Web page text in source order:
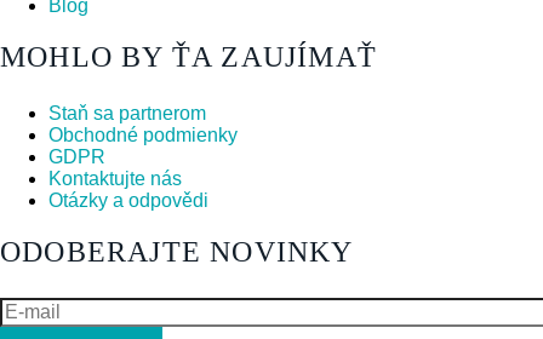
Blog
MOHLO BY ŤA ZAUJÍMAŤ
Staň sa partnerom
Obchodné podmienky
GDPR
Kontaktujte nás
Otázky a odpovědi
ODOBERAJTE NOVINKY
E-
mail